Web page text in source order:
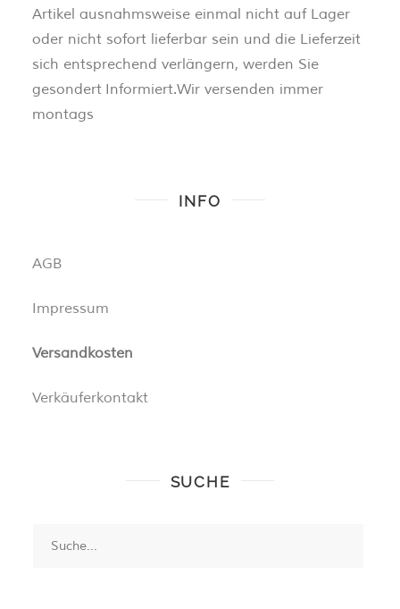
Artikel ausnahmsweise einmal nicht auf Lager
oder nicht sofort lieferbar sein und die Lieferzeit
sich entsprechend verlängern, werden Sie
gesondert Informiert.Wir versenden immer
montags
INFO
AGB
Impressum
Versandkosten
Verkäuferkontakt
SUCHE